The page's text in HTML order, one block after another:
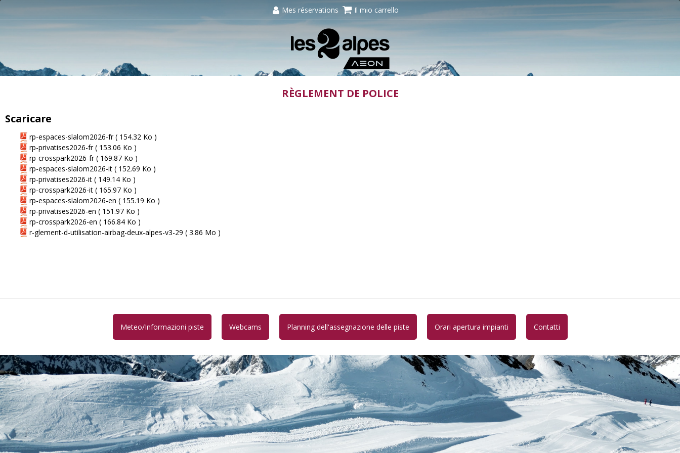
Mes réservations Il mio carrello
RÈGLEMENT DE POLICE
Scaricare
rp-espaces-slalom2026-fr( 154.32 Ko )
rp-privatises2026-fr( 153.06 Ko )
rp-crosspark2026-fr( 169.87 Ko )
rp-espaces-slalom2026-it ( 152.69 Ko )
rp-privatises2026-it ( 149.14 Ko )
rp-crosspark2026-it ( 165.97 Ko )
rp-espaces-slalom2026-en ( 155.19 Ko )
rp-privatises2026-en ( 151.97 Ko )
rp-crosspark2026-en ( 166.84 Ko )
r-glement-d-utilisation-airbag-deux-alpes-v3-29 ( 3.86 Mo )
Meteo/Informazioni piste Webcams Planning dell'assegnazione delle piste Orari apertura impianti Contatti